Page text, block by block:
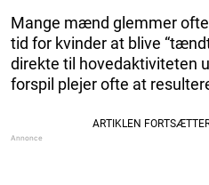
Mange mænd glemmer
tid for kvinder at blive
direkte til hovedaktiviteten
forspil plejer ofte at